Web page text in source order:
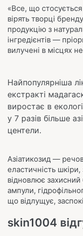
«Все, що
вірять творці
продукцію з
інгредієнтів —
вилучені в місцях
Найпопулярніша
екстракті
виростає в
у 7 разів більше
центели.
Азіатикозид —
еластичність
відновлює захисний
ампули,
що відлущує,
skin1004